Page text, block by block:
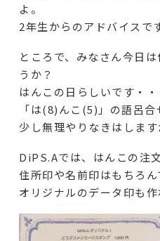
よ。
2年生からのアドバイスです
ところで、みなさん今日
うか？
はんこの日らしいです・・
「は(8)んこ(5)」の語呂合
少し無理やりなきはします
DiPS.Aでは、はんこの注
住所印や名前印はもちろん
オリジナルのデータ印も作